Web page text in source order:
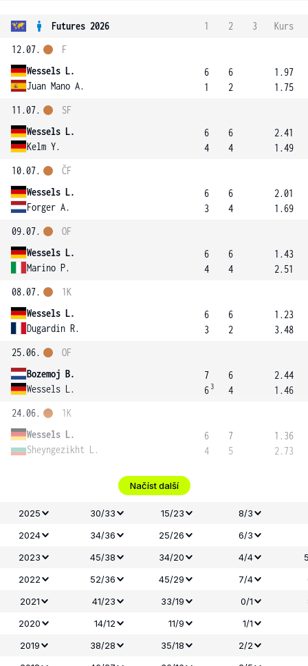
Futures 2026 1 2 3
Kurs
12.07.
Wessels L.
Juan Mano A.
F
6
1
6
2
1.97
1.75
11.07.
Wessels L.
Kelm Y.
SF
6
4
6
4
2.41
1.49
10.07.
Wessels L.
Forger A.
ČF
6
3
6
4
2.01
1.69
09.07.
Wessels L.
Marino P.
OF
6
4
6
4
1.43
2.51
08.07.
Wessels L.
Dugardin R.
1K
6
3
6
2
1.23
3.48
25.06.
Bozemoj B.
Wessels L.
OF
7
6 3
6
4
2.44
1.46
24.06.
Wessels L.
Sheyngezikht L.
1K
6
4
7
5
1.36
2.73
Načíst další
2025 30/33 15/23 8/3
2024
34/36 25/26 6/3
2023
45/38 34/20 4/4
2022
52/36 45/29 7/4
2021
41/23 33/19 0/1
2020
14/12 11/9 1/1
2019
38/28 35/18
2/2